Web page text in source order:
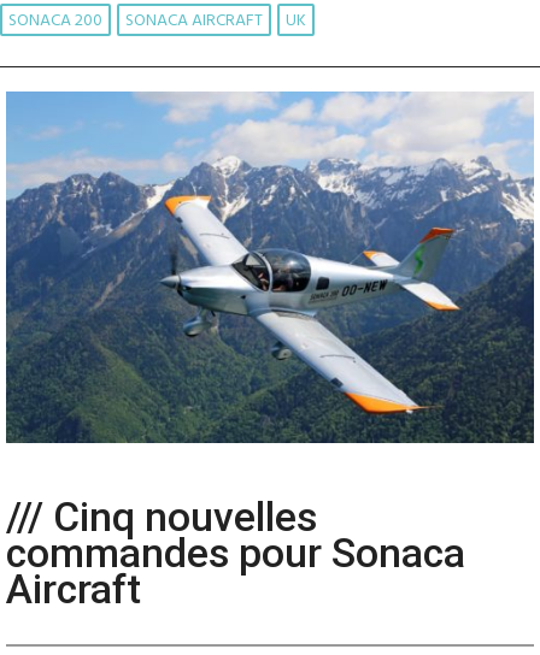
SONACA 200
SONACA AIRCRAFT UK
/// Cinq nouvelles
commandes pour Sonaca
Aircraft